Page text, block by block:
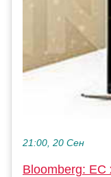
21:00, 20 Сен
Bloomberg: ЕС